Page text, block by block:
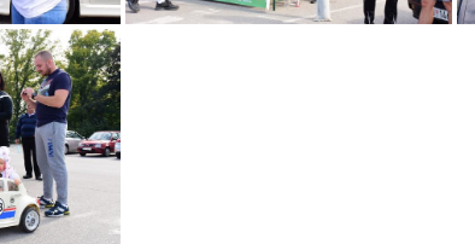
Akcija
Unino